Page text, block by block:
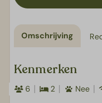
Omschrijving
Kenmerken
6 2 Nee